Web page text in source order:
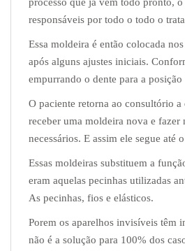
responsáveis por todo o todo o
Essa moldeira é então colocada
após alguns ajustes iniciais.
empurrando o dente para a posição
O paciente retorna ao consultório a
receber uma moldeira nova e fazer
necessários. E assim ele segue até
Essas moldeiras substituem a
eram aquelas pecinhas utilizadas
As pecinhas, fios e elásticos.
Porem os aparelhos invisíveis têm
não é a solução para 100% dos